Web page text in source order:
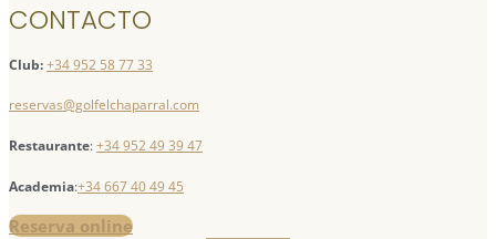
CONTACTO
Club:+34 952 58 77 33
reservas@golfelchaparral.com
Restaurante:+34 952 49 39 47
Academia:+34 667 40 49 45
Reserva online